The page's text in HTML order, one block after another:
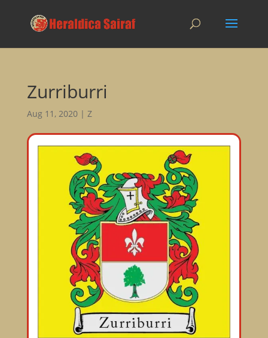
Zurriburri
Aug 11, 2020| Z